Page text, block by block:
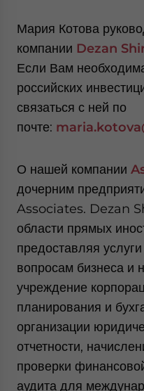
Мария Котова
компании Dezan
Если Вам
российских
связаться с ней по
почте: maria.kotova
О нашей компании
дочерним
Associates. Dezan
области прямых
предоставляя
вопросам бизнеса и
учреждение
планирования и
организации
отчетности,
проверки
аудита для